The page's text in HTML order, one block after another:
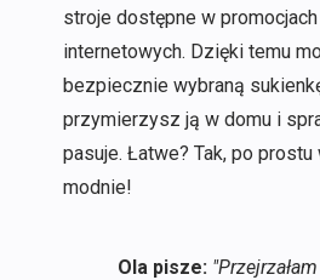
stroje dostępne w
internetowych. Dzięki temu
bezpiecznie wybraną
przymierzysz ją w domu i
pasuje. Łatwe? Tak, po
modnie!
Ola pisze: